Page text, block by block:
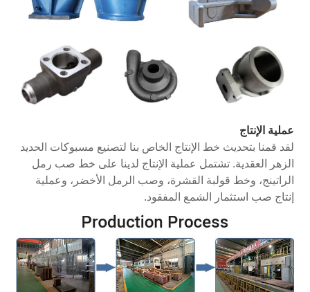
عملية الإنتاج
لقد قمنا بتحديث خط الإنتاج الخاص بنا لتصنيع مسبوكات الحديد
الزهر العقدية. تشتمل عملية الإنتاج لدينا على خط صب رمل
الراتينج، وخط قولبة القشرة، وصب الرمل الأخضر، وعملية
إنتاج صب استثمار الشمع المفقود.